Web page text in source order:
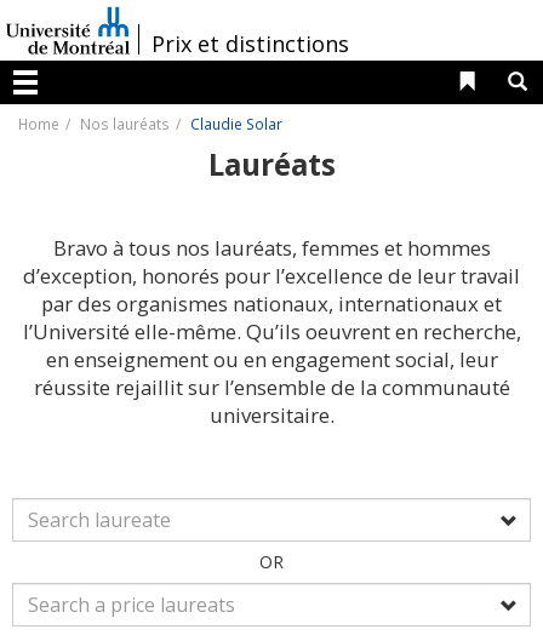
au
contenu
/Prix et distinctions
Menu
Liens
Home Nos lauréats Claudie Solar
Lauréats
Bravo à tous nos lauréats, femmes et hommes
d’exception, honorés pour l’excellence de leur travail
par des organismes nationaux, internationaux et
l’Université elle-même. Qu’ils oeuvrent en recherche,
en enseignement ou en engagement social, leur
réussite rejaillit sur l’ensemble de la communauté
universitaire.
OR